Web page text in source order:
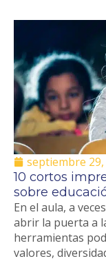
septiembre 29,
10 cortos
sobre
En el aula, a
abrir la puerta a
herramientas
valores,